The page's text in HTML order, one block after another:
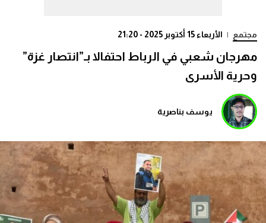
مجتمع | الأربعاء 15 أكتوبر 2025 - 21:20
مهرجان شعبي في الرباط احتفالا بـ”انتصار غزة”
وحرية الأسرى
يوسف بناصرية